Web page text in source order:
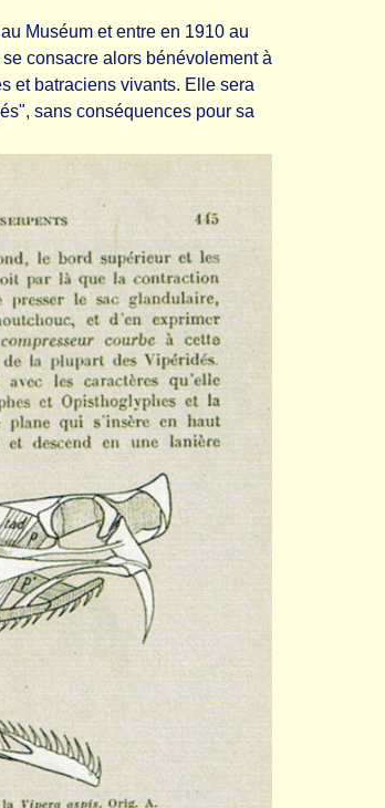
Muséum et entre en 1910 au
consacre alors bénévolement à
et batraciens vivants. Elle sera
sans conséquences pour sa